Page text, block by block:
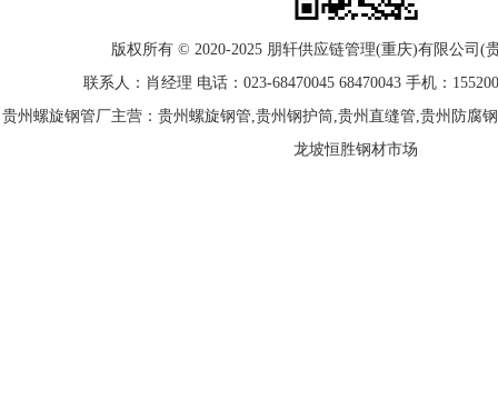
版权所有 © 2020-2025 朋轩供应链管理(重庆)有限公司(
联系人：肖经理 电话：023-68470045 68470043 手机：
贵州螺旋钢管厂主营：贵州螺旋钢管,贵州钢护筒,贵州直缝管,贵州防腐
龙坡恒胜钢材市场